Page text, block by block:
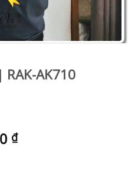
AK710
₫
số lượng